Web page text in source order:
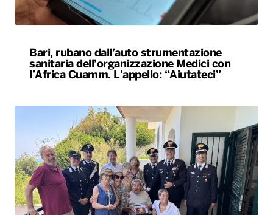
Bari, rubano dall’auto strumentazione
sanitaria dell’organizzazione Medici con
l’Africa Cuamm. L’appello: “Aiutateci”